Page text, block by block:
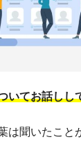
いてお話しし
は聞いたこと